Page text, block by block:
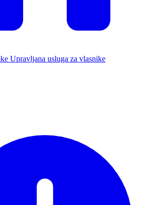
Upravljana usluga za vlasnike